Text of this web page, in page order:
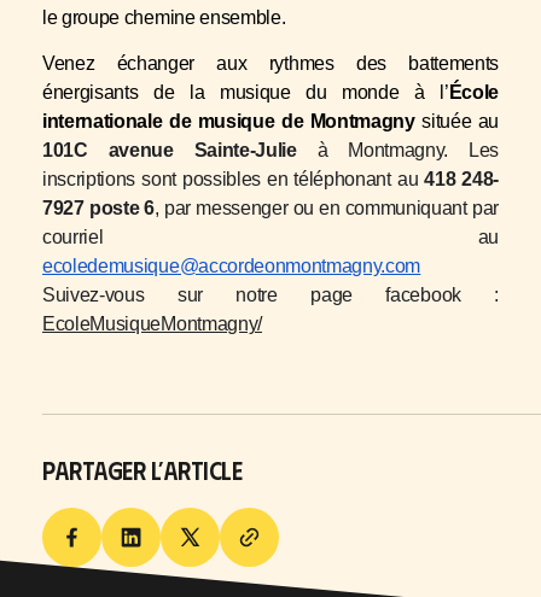
le groupe chemine ensemble.
Venez échanger aux rythmes des battements
énergisants de la musique du monde à l’ École
internationale de musique de Montmagnysituée au
101C avenue Sainte-Julieà Montmagny. Les
inscriptions sont possibles en téléphonant au418 248-
7927 poste 6, par messenger ou en communiquant par
courriel au
ecoledemusique@accordeonmontmagny.com
Suivez-vous sur notre page facebook :
EcoleMusiqueMontmagny/
PARTAGER L’ARTICLE